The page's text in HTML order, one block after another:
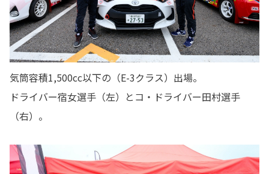
気筒容積1,500cc以下の（E-3クラス）出場。
ドライバー宿女選手（左）とコ・ドライバー田村選手
（右）。